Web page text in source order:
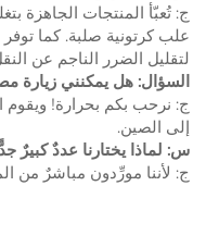
ج: تُعبّأ المنتجات الجاهزة
علب كرتونية صلبة. كما
لتقليل الضرر الناجم عن
السؤال: هل يمكنني زيارة
ج: نرحب بكم بحرارة! ويقوم
إلى الصين.
س: لماذا يختارنا عددٌ كبيرٌ
ج: لأننا مورِّدون مباشرٌ من